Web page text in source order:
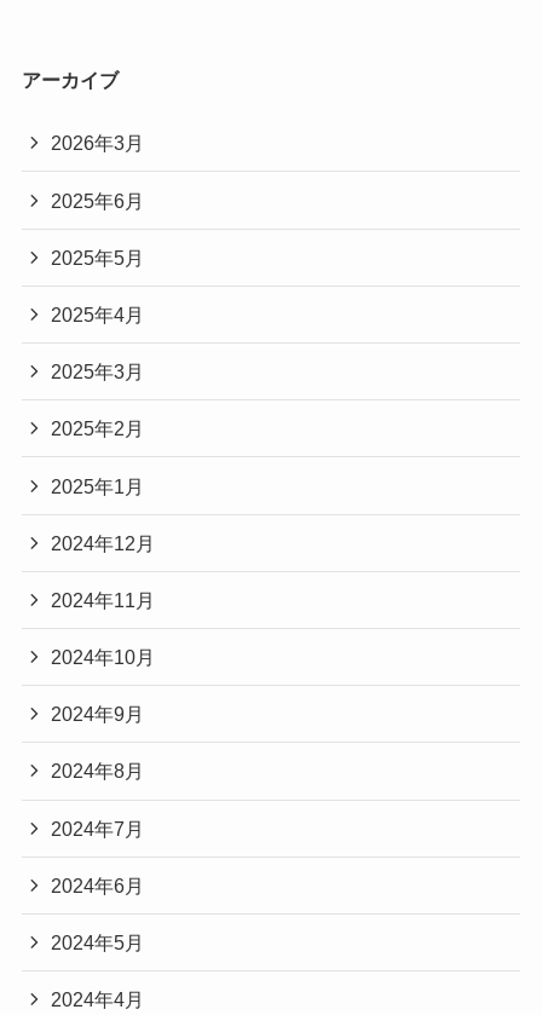
アーカイブ
2026年3月
2025年6月
2025年5月
2025年4月
2025年3月
2025年2月
2025年1月
2024年12月
2024年11月
2024年10月
2024年9月
2024年8月
2024年7月
2024年6月
2024年5月
2024年4月